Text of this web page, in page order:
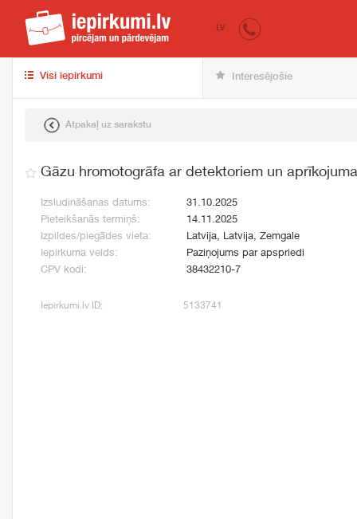
iepirkumi.lv
LV
Visi iepirkumi Interesējošie
Atpakaļ uz sarakstu
Gāzu hromotogrāfa ar detektoriem un
Izsludināšanas datums:
31.10.2025
Pieteikšanās termiņš:
14.11.2025
Izpildes/piegādes vieta:
Latvija, Latvija, Zemgale
Iepirkuma veids:
Paziņojums par apspriedi
CPV kodi:
38432210-7
Iepirkumi.lv ID: 5133741